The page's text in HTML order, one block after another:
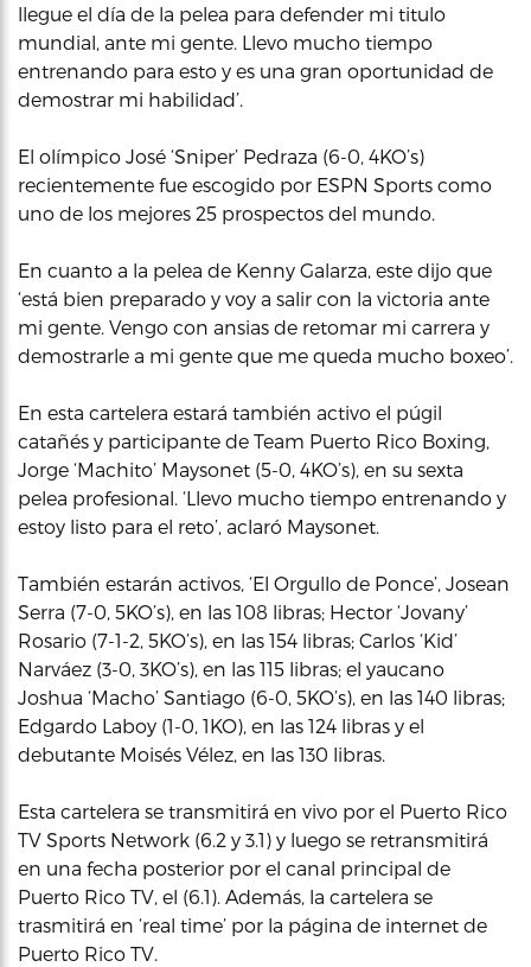
llegue el día de la pelea para defender mi titulo
mundial, ante mi gente. Llevo mucho tiempo
entrenando para esto y es una gran oportunidad de
demostrar mi habilidad’.
El olímpico José ‘Sniper’ Pedraza (6-0, 4KO’s)
recientemente fue escogido por ESPN Sports como
uno de los mejores 25 prospectos del mundo.
En cuanto a la pelea de Kenny Galarza, este dijo que
‘está bien preparado y voy a salir con la victoria ante
mi gente. Vengo con ansias de retomar mi carrera y
demostrarle a mi gente que me queda mucho boxeo’.
En esta cartelera estará también activo el púgil
catañés y participante de Team Puerto Rico Boxing,
Jorge ‘Machito’ Maysonet (5-0, 4KO’s), en su sexta
pelea profesional. ‘Llevo mucho tiempo entrenando y
estoy listo para el reto’, aclaró Maysonet.
También estarán activos, ‘El Orgullo de Ponce’, Josean
Serra (7-0, 5KO’s), en las 108 libras; Hector ‘Jovany’
Rosario (7-1-2, 5KO’s), en las 154 libras; Carlos ‘Kid’
Narváez (3-0, 3KO’s), en las 115 libras; el yaucano
Joshua ‘Macho’ Santiago (6-0, 5KO’s), en las 140 libras;
Edgardo Laboy (1-0, 1KO), en las 124 libras y el
debutante Moisés Vélez, en las 130 libras.
Esta cartelera se transmitirá en vivo por el Puerto Rico
TV Sports Network (6.2 y 3.1) y luego se retransmitirá
en una fecha posterior por el canal principal de
Puerto Rico TV, el (6.1). Además, la cartelera se
trasmitirá en ‘real time’ por la página de internet de
Puerto Rico TV.